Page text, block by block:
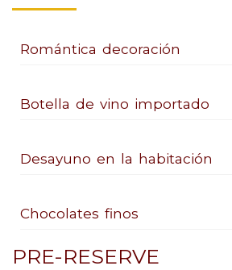
Romántica decoración
Botella de vino importado
Desayuno en la habitación
Chocolates finos
PRE-RESERVE